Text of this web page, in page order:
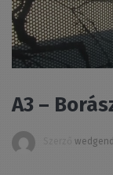
A3 –
wedgend